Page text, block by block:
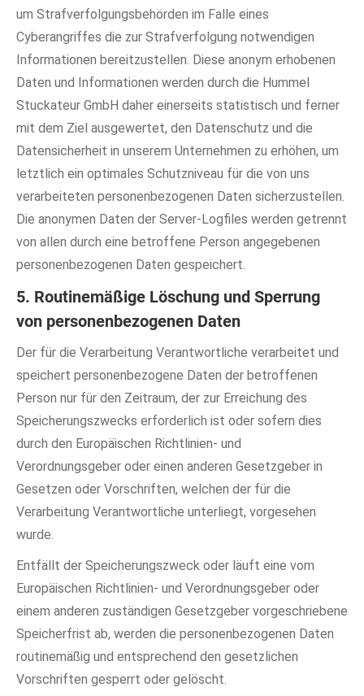
um Strafverfolgungsbehörden im Falle eines
Cyberangriffes die zur Strafverfolgung notwendigen
Informationen bereitzustellen. Diese anonym erhobenen
Daten und Informationen werden durch die Hummel
Stuckateur GmbH daher einerseits statistisch und ferner
mit dem Ziel ausgewertet, den Datenschutz und die
Datensicherheit in unserem Unternehmen zu erhöhen, um
letztlich ein optimales Schutzniveau für die von uns
verarbeiteten personenbezogenen Daten sicherzustellen.
Die anonymen Daten der Server-Logfiles werden getrennt
von allen durch eine betroffene Person angegebenen
personenbezogenen Daten gespeichert.
5. Routinemäßige Löschung und Sperrung
von personenbezogenen Daten
Der für die Verarbeitung Verantwortliche verarbeitet und
speichert personenbezogene Daten der betroffenen
Person nur für den Zeitraum, der zur Erreichung des
Speicherungszwecks erforderlich ist oder sofern dies
durch den Europäischen Richtlinien- und
Verordnungsgeber oder einen anderen Gesetzgeber in
Gesetzen oder Vorschriften, welchen der für die
Verarbeitung Verantwortliche unterliegt, vorgesehen
wurde.
Entfällt der Speicherungszweck oder läuft eine vom
Europäischen Richtlinien- und Verordnungsgeber oder
einem anderen zuständigen Gesetzgeber vorgeschriebene
Speicherfrist ab, werden die personenbezogenen Daten
routinemäßig und entsprechend den gesetzlichen
Vorschriften gesperrt oder gelöscht.